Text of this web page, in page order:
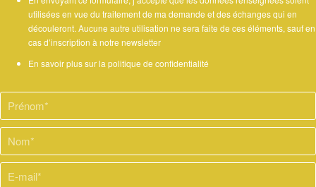
utilisées en vue du traitement de ma demande et des échanges qui en
découleront. Aucune autre utilisation ne sera faite de ces éléments, sauf en
cas d’inscription à notre newsletter
En savoir plus sur la politique de confidentialité